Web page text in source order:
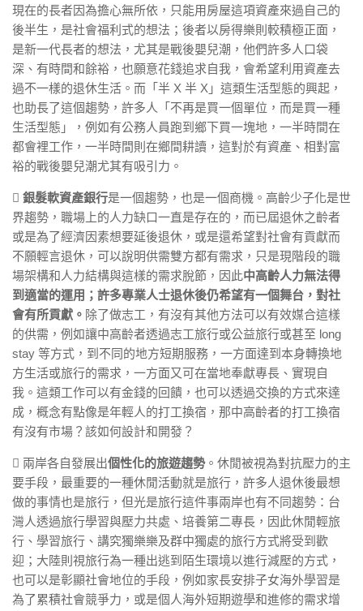
現在的長者因為擔心無所依，只能用房屋這項資產來過自己的
後半生，是社會福利式的想法；後者以房得樂則較積極正面，
是新一代長者的想法，尤其是戰後嬰兒潮，他們許多人口袋
深、有時間和餘裕，也願意花錢追求自我，會希望利用資產去
過不一樣的退休生活。而「半 X 半 X」這類生活型態的興起，
也助長了這個趨勢，許多人「不再是買一個單位，而是買一種
生活型態」，例如有公務人員跑到鄉下買一塊地，一半時間在
都會裡工作，一半時間則在鄉間耕讀，這對於有資產、相對富
裕的戰後嬰兒潮尤其有吸引力。
 銀髮軟資產銀行是一個趨勢，也是一個商機。高齡少子化是世
界趨勢，職場上的人力缺口一直是存在的，而已屆退休之齡者
或是為了經濟因素想要延後退休，或是還希望對社會有貢獻而
不願輕言退休，可以說明供需雙方都有需求，只是現階段的職
場架構和人力結構與這樣的需求脫節，因此中高齡人力無法得
到適當的運用；許多專業人士退休後仍希望有一個舞台，對社
會有所貢獻。 除了做志工，有沒有其他方法可以有效媒合這樣
的供需，例如讓中高齡者透過志工旅行或公益旅行或甚至 long
stay 等方式，到不同的地方短期服務，一方面達到本身轉換地
方生活或旅行的需求，一方面又可在當地奉獻專長、實現自
我。這類工作可以有金錢的回饋，也可以透過交換的方式來達
成，概念有點像是年輕人的打工換宿，那中高齡者的打工換宿
有沒有市場？該如何設計和開發？
 兩岸各自發展出個性化的旅遊趨勢。休閒被視為對抗壓力的主
要手段，最重要的一種休閒活動就是旅行，許多人退休後最想
做的事情也是旅行，但光是旅行這件事兩岸也有不同趨勢：台
灣人透過旅行學習與壓力共處、培養第二專長，因此休閒輕旅
行、學習旅行、講究獨樂樂及群中獨處的旅行方式將受到歡
迎；大陸則視旅行為一種出逃到陌生環境以進行減壓的方式，
也可以是彰顯社會地位的手段，例如家長安排子女海外學習是
為了累積社會競爭力，或是個人海外短期遊學和進修的需求增